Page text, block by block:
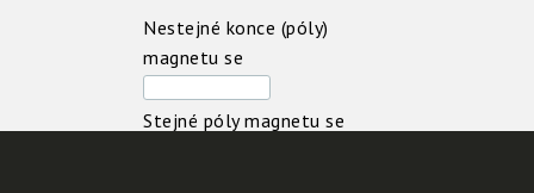
Nestejné konce (póly)
magnetu se
Stejné póly magnetu se